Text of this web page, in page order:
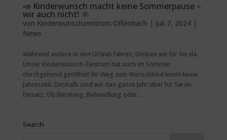
📣 Kinderwunsch macht keine Sommerpause –
wir auch nicht! 🌞
von Kinderwunschzentrum Offenbach | Juli 7, 2024|
News
Während andere in den Urlaub fahren, bleiben wir für Sie da.
Unser Kinderwunsch-Zentrum hat auch im Sommer
durchgehend geöffnet! Ihr Weg zum Wunschkind kennt keine
Jahreszeit. Deshalb sind wir das ganze Jahr über für Sie im
Einsatz. Ob Beratung, Behandlung oder...
Search